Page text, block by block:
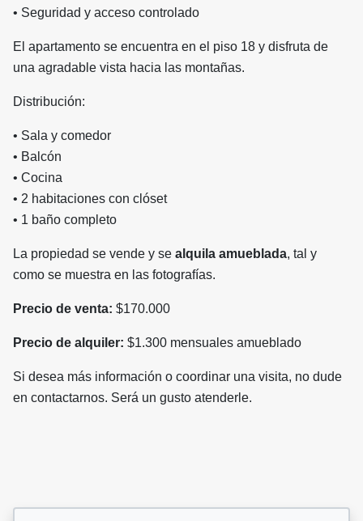
• Seguridad y acceso controlado
El apartamento se encuentra en el piso 18 y disfruta de
una agradable vista hacia las montañas.
Distribución:
• Sala y comedor
• Balcón
• Cocina
• 2 habitaciones con clóset
• 1 baño completo
La propiedad se vende y se alquila amueblada, tal y
como se muestra en las fotografías.
Precio de venta: $170.000
Precio de alquiler: $1.300 mensuales amueblado
Si desea más información o coordinar una visita, no dude
en contactarnos. Será un gusto atenderle.